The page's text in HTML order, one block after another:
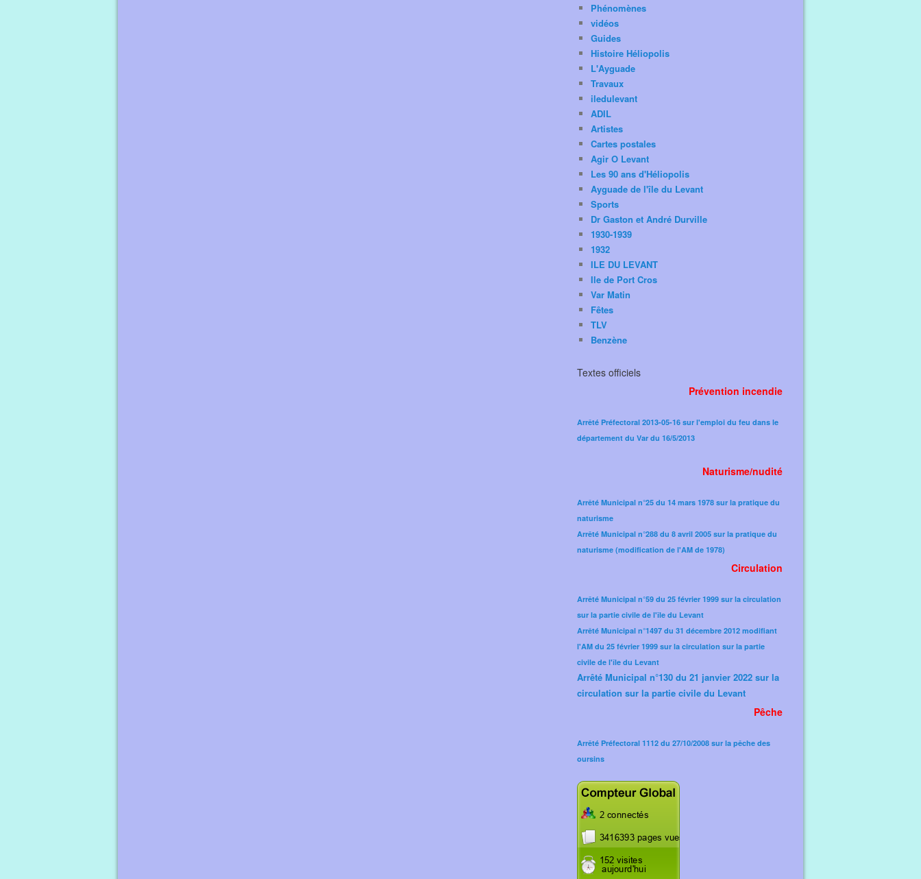
Phénomènes
vidéos
Guides
Histoire Héliopolis
L'Ayguade
Travaux
iledulevant
ADIL
Artistes
Cartes postales
Agir O Levant
Les 90 ans d'Héliopolis
Ayguade de l'île du Levant
Sports
Dr Gaston et André Durville
1930-1939
1932
ILE DU LEVANT
Ile de Port Cros
Var Matin
Fêtes
TLV
Benzène
Textes officiels
Prévention incendie
Arrêté Préfectoral 2013-05-16 sur l'emploi du feu dans le
département du Var du 16/5/2013
Naturisme/nudité
Arrêté Municipal n°25 du 14 mars 1978 sur la pratique du
naturisme
Arrêté Municipal n°288 du 8 avril 2005 sur la pratique du
naturisme (modification de l'AM de 1978)​
Circulation
Arrêté Municipal n°59 du 25 février 1999 sur la circulation
sur la partie civile de l'île du Levant
Arrêté Municipal n°1497 du 31 décembre 2012 modifiant
l'AM du 25 février 1999 sur la circulation sur la partie
civile de l'île du Levant
Arrêté Municipal n°130 du 21 janvier 2022 sur la
circulation sur la partie civile du Levant
Pêche
Arrêté Préfectoral 1112 du 27/10/2008 sur la pêche des
oursins